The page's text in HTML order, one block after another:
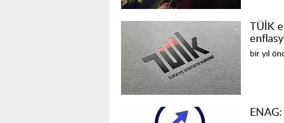
TÜİK
bir yıl